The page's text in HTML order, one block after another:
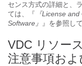
センス方式の詳細と、
ては、『 『License
Software』
』を参照し
VDC リソー
注意事項お